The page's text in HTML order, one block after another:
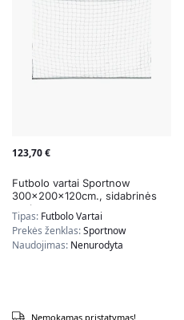
123,70€
Futbolo vartai Sportnow
300x200x120cm., sidabrinės
spalvos
Tipas: Futbolo Vartai
Prekės ženklas:Sportnow
Naudojimas: Nenurodyta
Nemokamas pristatymas!